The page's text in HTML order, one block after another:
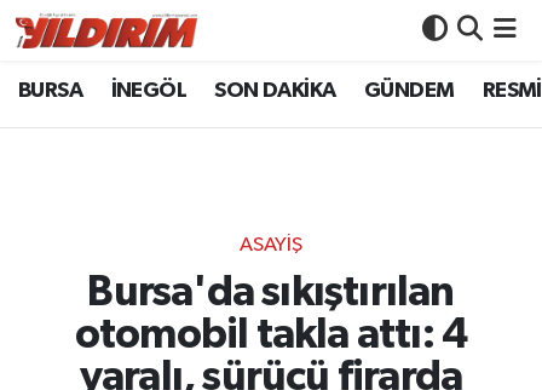
BURSA İNEGÖL SON DAKİKA GÜNDEM
ASAYİŞ
Bursa'da sıkıştırılan
otomobil takla attı: 4
yaralı, sürücü firarda
BURSA
GÜNDEM
RESMİ İLANLAR
Bursa Nöbetçi Eczaneler
Bursa Trafik Yoğunluk Haritası
Süper Lig Puan Durumu ve Fikstür